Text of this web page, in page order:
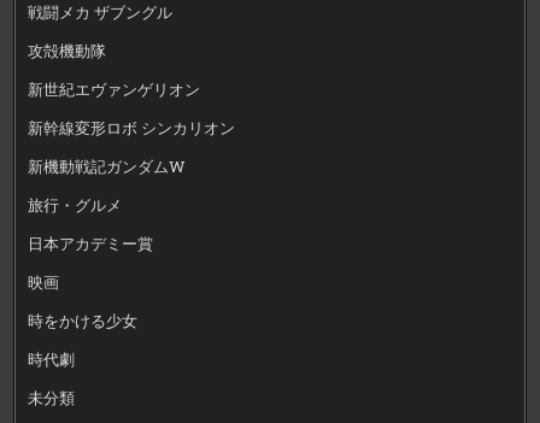
戦闘メカ ザブングル
攻殻機動隊
新世紀エヴァンゲリオン
新幹線変形ロボ シンカリオン
新機動戦記ガンダムW
旅行・グルメ
日本アカデミー賞
映画
時をかける少女
時代劇
未分類